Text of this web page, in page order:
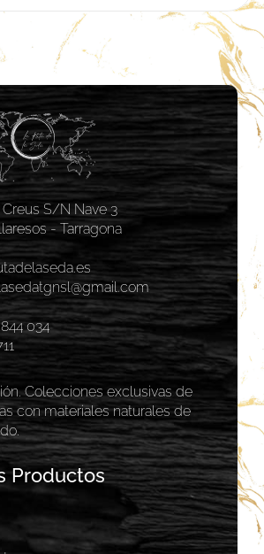
Creus S/N Nave 3
- Tarragona
034
Colecciones exclusivas de
con materiales naturales de
Productos